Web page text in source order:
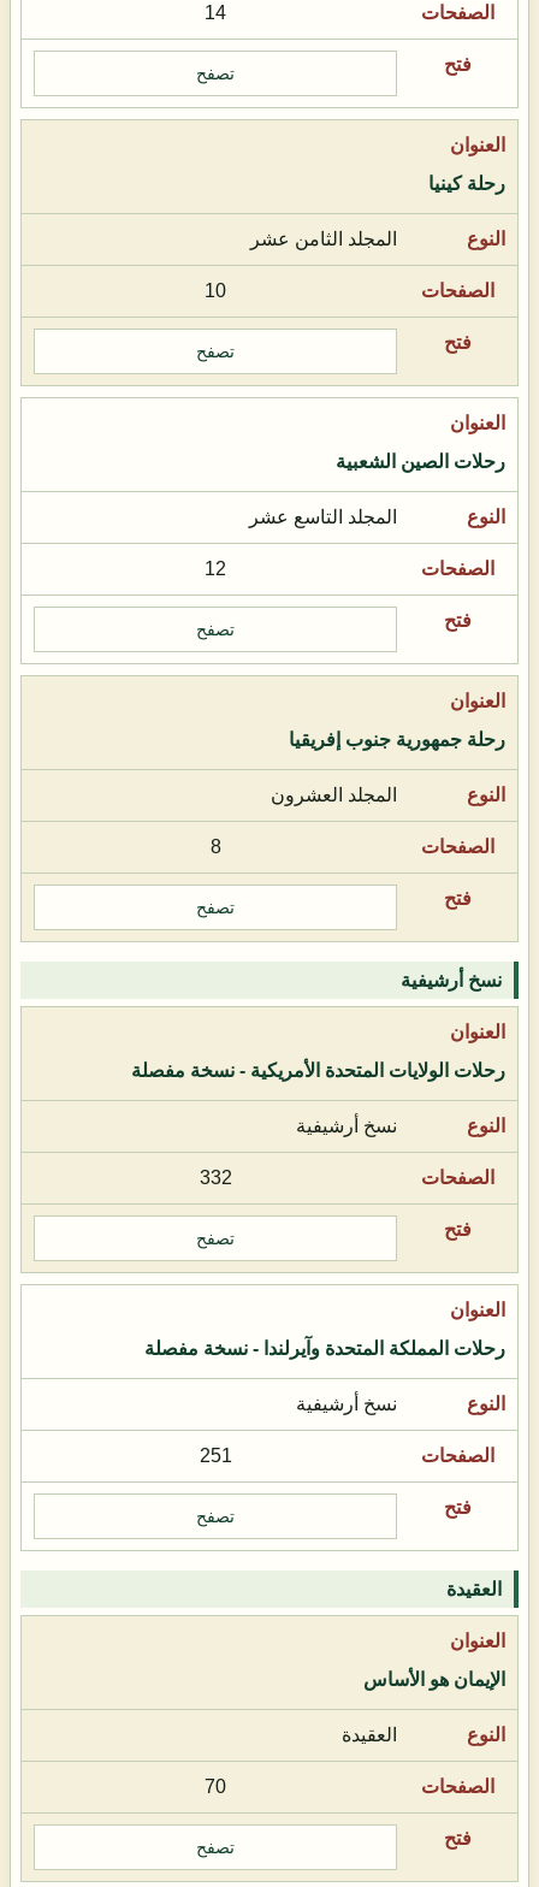
14
تصفح
رحلة كينيا
المجلد الثامن عشر
10
تصفح
رحلات الصين الشعبية
المجلد التاسع عشر
12
تصفح
رحلة جمهورية جنوب إفريقيا
المجلد العشرون
8
تصفح
نسخ أرشيفية
رحلات الولايات المتحدة الأمريكية - نسخة مفصلة
نسخ أرشيفية
332
تصفح
رحلات المملكة المتحدة وآيرلندا - نسخة مفصلة
نسخ أرشيفية
251
تصفح
العقيدة
الإيمان هو الأساس
العقيدة
70
تصفح